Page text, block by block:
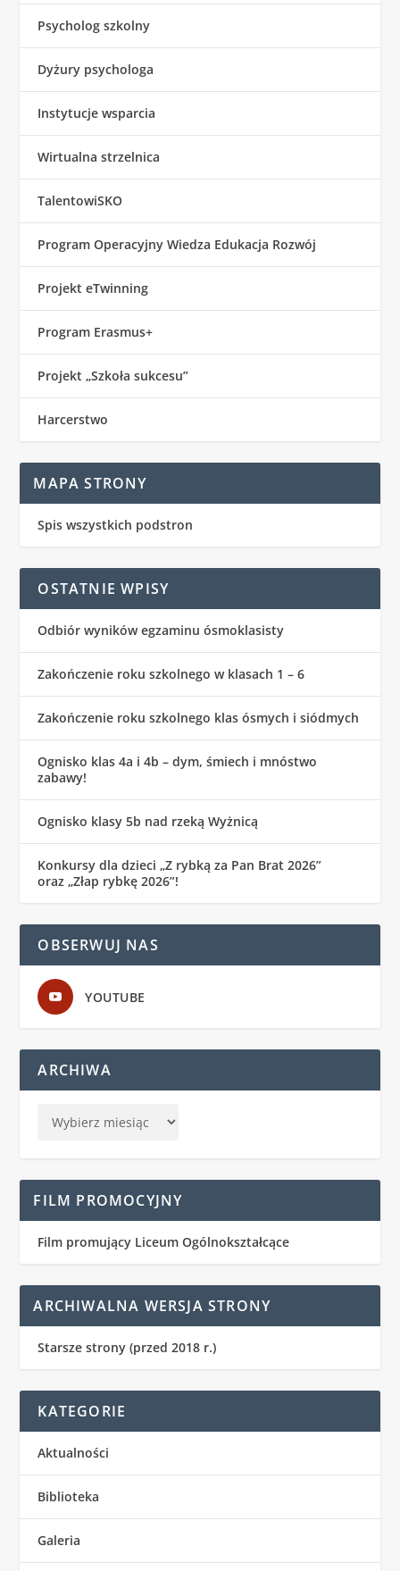
Psycholog szkolny
Dyżury psychologa
Instytucje wsparcia
Wirtualna strzelnica
TalentowiSKO
Program Operacyjny Wiedza Edukacja Rozwój
Projekt eTwinning
Program Erasmus+
Projekt „Szkoła sukcesu”
Harcerstwo
MAPA STRONY
Spis wszystkich podstron
OSTATNIE WPISY
Odbiór wyników egzaminu ósmoklasisty
Zakończenie roku szkolnego w klasach 1 – 6
Zakończenie roku szkolnego klas ósmych i siódmych
Ognisko klas 4a i 4b – dym, śmiech i mnóstwo
zabawy!
Ognisko klasy 5b nad rzeką Wyżnicą
Konkursy dla dzieci „Z rybką za Pan Brat 2026”
oraz „Złap rybkę 2026”!
OBSERWUJ NAS
YOUTUBE
ARCHIWA
FILM PROMOCYJNY
Film promujący Liceum Ogólnokształcące
ARCHIWALNA WERSJA STRONY
Starsze strony (przed 2018 r.)
KATEGORIE
Aktualności
Biblioteka
Galeria